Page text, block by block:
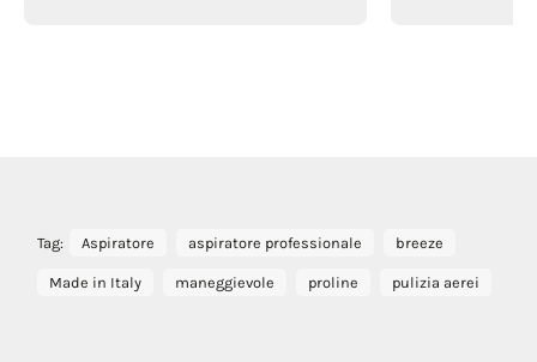
Tag: Aspiratore aspiratore professionale breeze
Made in Italy maneggievole proline pulizia aerei